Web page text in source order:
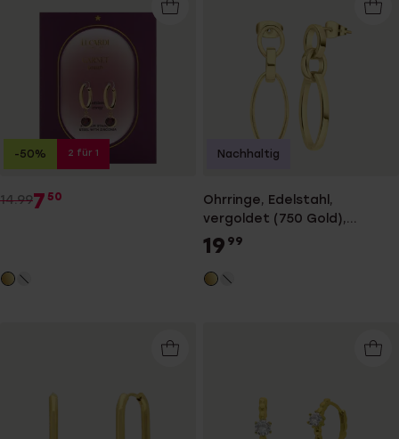
14.997 50
-50% 2 für 1
Ohrringe, Edelstahl,
vergoldet (750 Gold),
Modeste
19 99
Nachhaltig